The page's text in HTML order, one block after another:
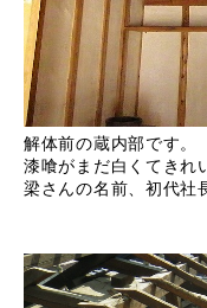
解体前の蔵内部です。
漆喰がまだ白くてきれ
梁さんの名前、初代社